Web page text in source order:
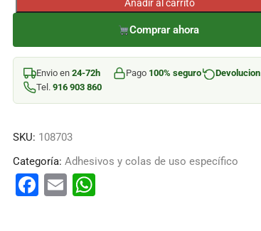
ADHESIVO
28
SUST
JUNTAS
cantidad
Añadir al carrito
Comprar ahora
Envio en 24-72h Pago 100% seguro Devolucion
Tel. 916 903 860
SKU: 108703
Categoría: Adhesivos y colas de uso específico
F
E